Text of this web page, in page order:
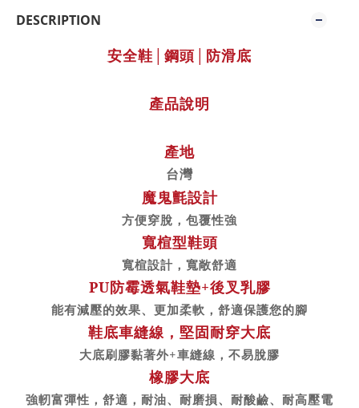
DESCRIPTION
安全鞋│鋼頭│防滑底
產品說明
產地
台灣
魔鬼氈設計
方便穿脫，包覆性強
寬楦型鞋頭
寬楦設計，寬敞舒適
PU防霉透氣鞋墊+後叉乳膠
能有減壓的效果、更加柔軟，舒適保護您的腳
鞋底車縫線，堅固耐穿大底
大底刷膠黏著外+車縫線，不易脫膠
橡膠大底
強軔富彈性，舒適，耐油、耐磨損、耐酸鹼、耐高壓電